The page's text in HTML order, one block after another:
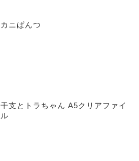
カニぱんつ
干支とトラちゃん A5クリアファイ
ル